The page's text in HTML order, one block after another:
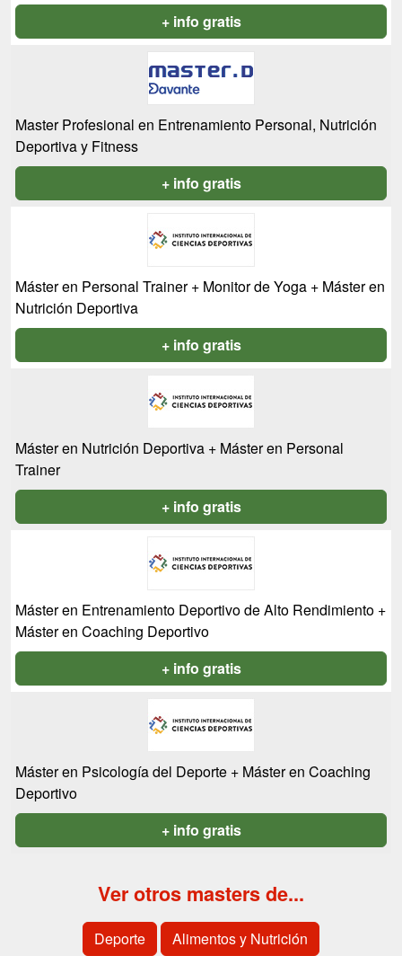
+ info gratis
Master Profesional en Entrenamiento Personal, Nutrición
Deportiva y Fitness
+ info gratis
Máster en Personal Trainer + Monitor de Yoga + Máster en
Nutrición Deportiva
+ info gratis
Máster en Nutrición Deportiva + Máster en Personal
Trainer
+ info gratis
Máster en Entrenamiento Deportivo de Alto Rendimiento +
Máster en Coaching Deportivo
+ info gratis
Máster en Psicología del Deporte + Máster en Coaching
Deportivo
+ info gratis
Ver otros masters de...
Deporte Alimentos y Nutrición